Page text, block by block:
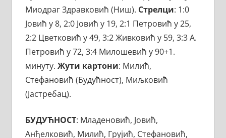
Миодраг Здравковић (Ниш). Стрелци: 1:0
Јовић у 8, 2:0 Јовић у 19, 2:1 Петровић у 25,
2:2 Цветковић у 49, 3:2 Живковић у 59, 3:3 А.
Петровић у 72, 3:4 Милошевић у 90+1.
минуту. Жути картони: Милић,
Стефановић (Будућност), Миљковић
(Јастребац).
БУДУЋНОСТ: Младеновић, Јовић,
Анђелковић, Милић, Грујић, Стефановић,